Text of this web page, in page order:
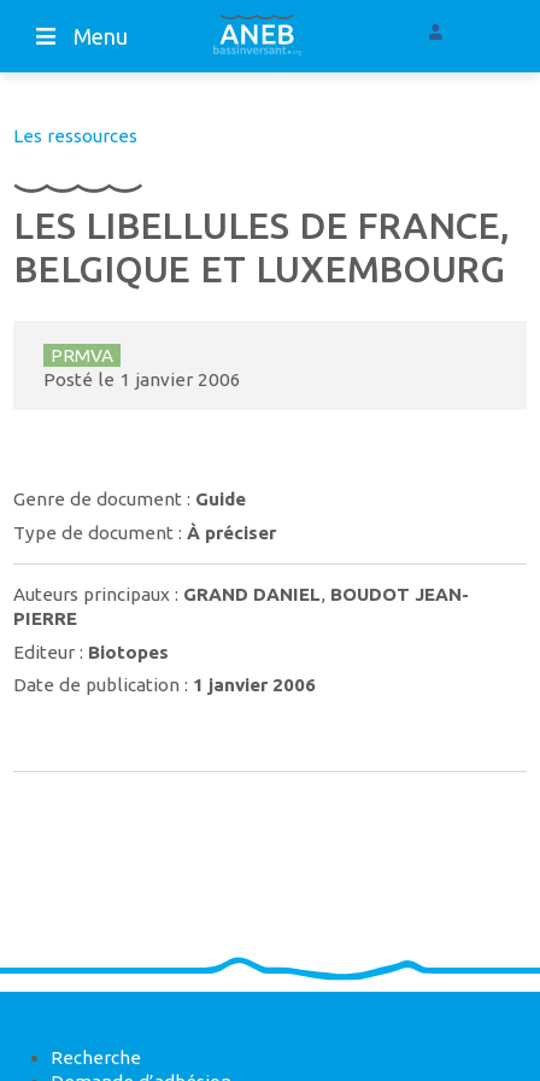
Menu
Les ressources
LES LIBELLULES DE FRANCE,
BELGIQUE ET LUXEMBOURG
PRMVA
Posté le 1 janvier 2006
Genre de document : Guide
Type de document :À préciser
Auteurs principaux : GRAND DANIEL, BOUDOT JEAN-
PIERRE
Editeur : Biotopes
Date de publication : 1 janvier 2006
Recherche